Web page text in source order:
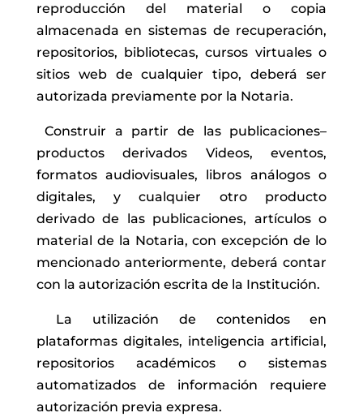
reproducción del material o copia
almacenada en sistemas de recuperación,
repositorios, bibliotecas, cursos virtuales o
sitios web de cualquier tipo, deberá ser
autorizada previamente por la Notaria.
Construir a partir de las publicaciones–
productos derivados Videos, eventos,
formatos audiovisuales, libros análogos o
digitales, y cualquier otro producto
derivado de las publicaciones, artículos o
material de la Notaria, con excepción de lo
mencionado anteriormente, deberá contar
con la autorización escrita de la Institución.
La utilización de contenidos en
plataformas digitales, inteligencia artificial,
repositorios académicos o sistemas
automatizados de información requiere
autorización previa expresa.